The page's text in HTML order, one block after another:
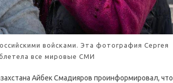
войсками. Эта фотография Сергея
все мировые СМИ
Айбек Смадияров проинформировал, что